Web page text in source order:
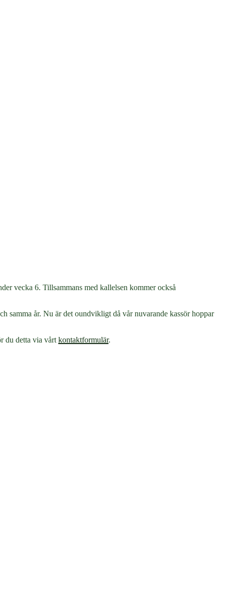
vecka 6. Tillsammans med kallelsen kommer också
samma år. Nu är det oundvikligt då vår nuvarande kassör hoppar
du detta via vårt kontaktformulär.